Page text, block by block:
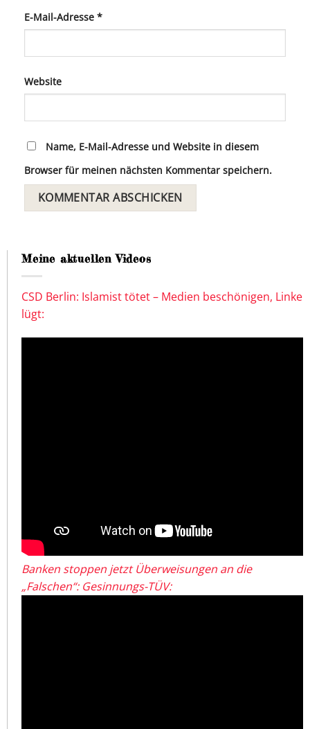
E-Mail-Adresse *
Website
Name, E-Mail-Adresse und Website in diesem
Browser für meinen nächsten Kommentar speichern.
Meine aktuellen Videos
CSD Berlin: Islamist tötet – Medien beschönigen, Linke
lügt:
Banken stoppen jetzt Überweisungen an die
„Falschen“: Gesinnungs-TÜV: